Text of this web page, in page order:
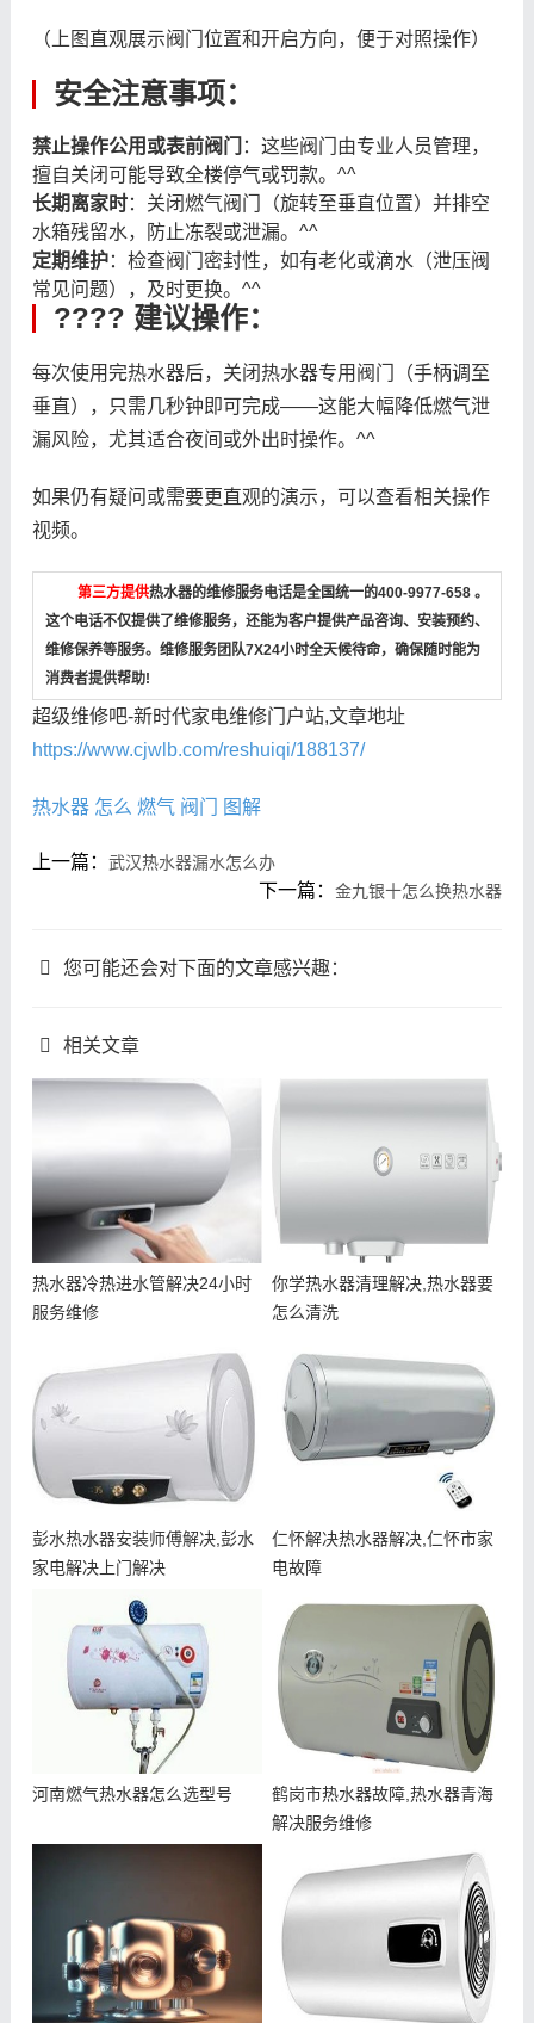
（上图直观展示阀门位置和开启方向，便于对照操作）
安全注意事项：
禁止操作公用或表前阀门
：这些阀门由专业人员管理，
擅自关闭可能导致全楼停气或罚款。^^
长期离家时：关闭燃气阀门（旋转至垂直位置）并排空
水箱残留水，防止冻裂或泄漏。^^
定期维护：检查阀门密封性，如有老化或滴水（泄压阀
常见问题），及时更换。^^
???? 建议操作：
每次使用完热水器后，关闭热水器专用阀门（手柄调至
垂直），只需几秒钟即可完成——这能大幅降低燃气泄
漏风险，尤其适合夜间或外出时操作。^^
如果仍有疑问或需要更直观的演示，可以查看相关操作
视频。
第三方提供热水器的维修服务电话是全国统一的400-9977-658 。
这个电话不仅提供了维修服务，还能为客户提供产品咨询、安装预约、
维修保养等服务。维修服务团队7X24小时全天候待命，确保随时能为
消费者提供帮助!
超级维修吧-新时代家电维修门户站,文章地址
https://www.cjwlb.com/reshuiqi/188137/
热水器 怎么 燃气 阀门 图解
上一篇： 武汉热水器漏水怎么办
下一篇：金九银十怎么换热水器
您可能还会对下面的文章感兴趣：
相关文章
热水器冷热进水管解决24小时
服务维修
你学热水器清理解决,热水器要
怎么清洗
彭水热水器安装师傅解决,彭水
家电解决上门解决
仁怀解决热水器解决,仁怀市家
电故障
河南燃气热水器怎么选型号
鹤岗市热水器故障,热水器青海
解决服务维修